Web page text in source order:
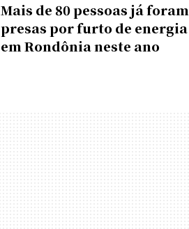
Mais de 80 pessoas já foram
presas por furto de energia
em Rondônia neste ano